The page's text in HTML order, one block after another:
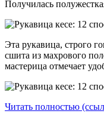
Получилась
Эта рукавица, строго
сшита из махрового
мастерица отмечает
Читать полностью